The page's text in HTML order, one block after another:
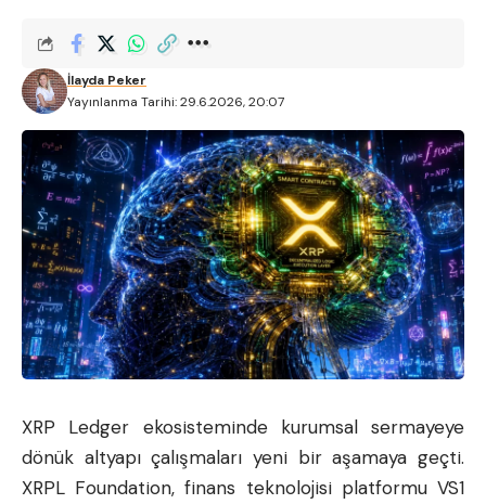
Yayınlanma Tarihi: 29.6.2026, 20:07
İlayda Peker
XRP Ledger ekosisteminde kurumsal sermayeye
dönük altyapı çalışmaları yeni bir aşamaya geçti.
XRPL Foundation, finans teknolojisi platformu VS1